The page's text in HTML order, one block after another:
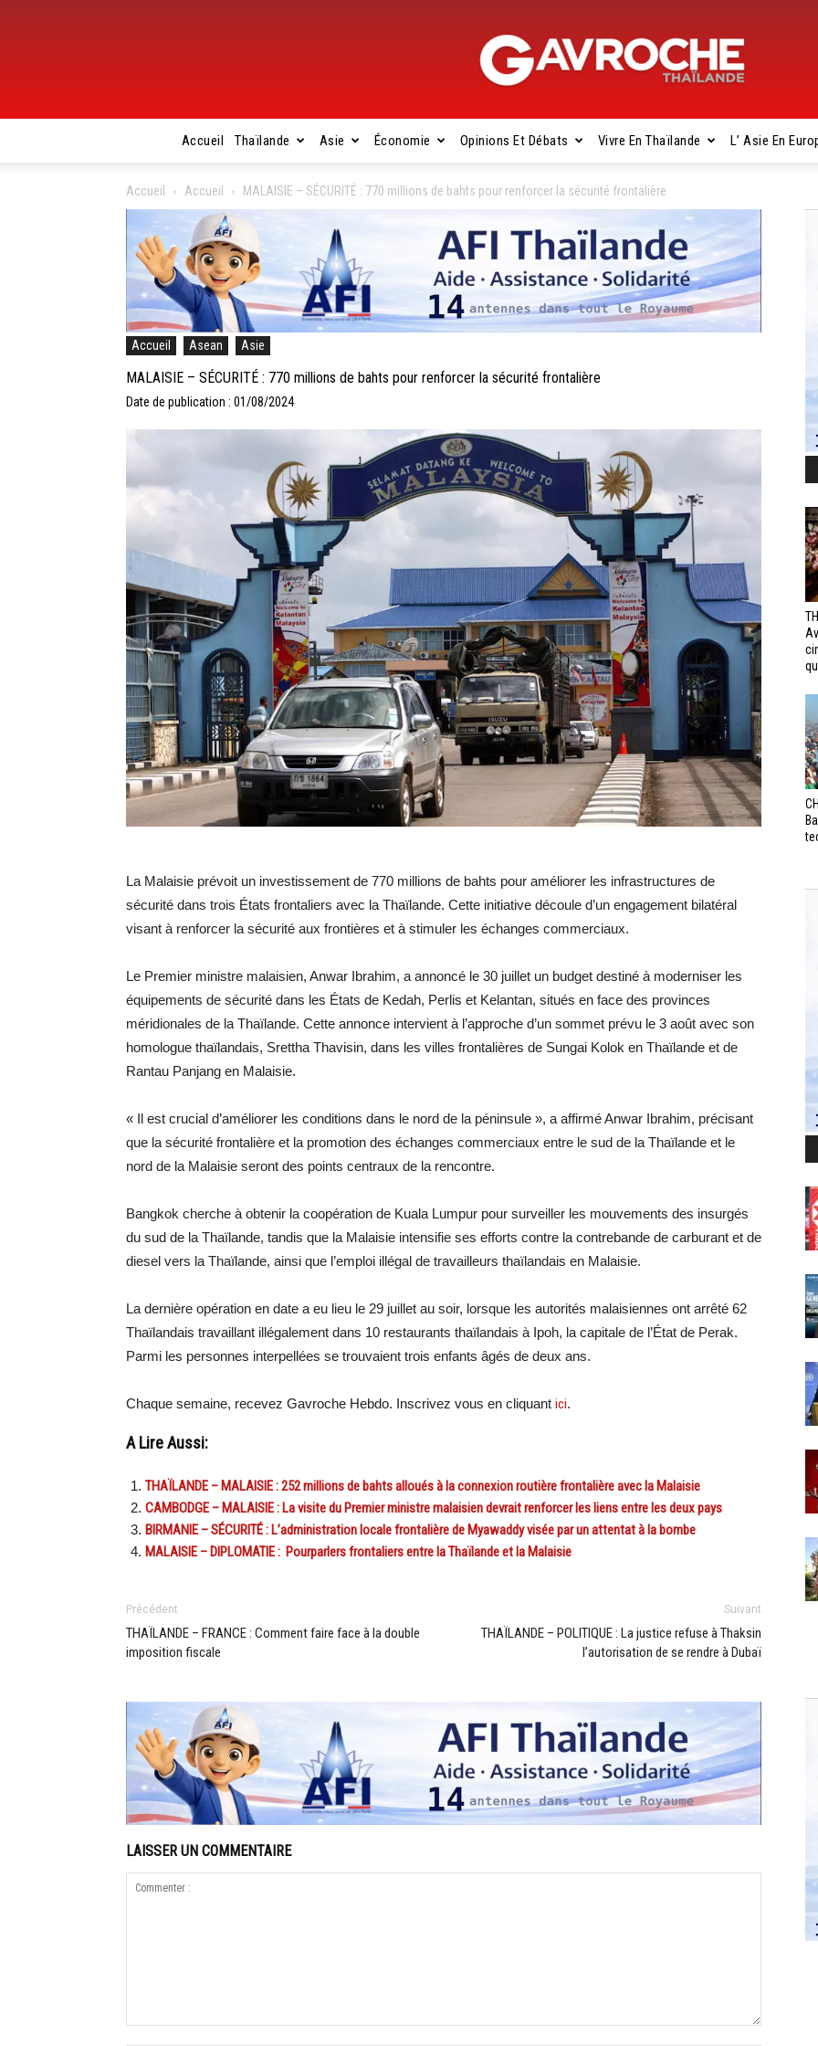
Gavroche
Thaïlande
Accueil Thaïlande Asie Économie Opinions Et Débats Vivre En Thaïlande L’ Asie En
Accueil Accueil MALAISIE – SÉCURITÉ : 770 millions de bahts pour renforcer la sécurité frontalière
Accueil Asean Asie
MALAISIE – SÉCURITÉ : 770 millions de bahts pour renforcer la sécurité frontalière
Date de publication : 01/08/2024
La Malaisie prévoit un investissement de 770 millions de bahts pour améliorer les infrastructures de
sécurité dans trois États frontaliers avec la Thaïlande. Cette initiative découle d’un engagement bilatéral
visant à renforcer la sécurité aux frontières et à stimuler les échanges commerciaux.
Le Premier ministre malaisien, Anwar Ibrahim, a annoncé le 30 juillet un budget destiné à moderniser les
équipements de sécurité dans les États de Kedah, Perlis et Kelantan, situés en face des provinces
méridionales de la Thaïlande. Cette annonce intervient à l’approche d’un sommet prévu le 3 août avec son
homologue thaïlandais, Srettha Thavisin, dans les villes frontalières de Sungai Kolok en Thaïlande et de
Rantau Panjang en Malaisie.
« Il est crucial d’améliorer les conditions dans le nord de la péninsule », a affirmé Anwar Ibrahim, précisant
que la sécurité frontalière et la promotion des échanges commerciaux entre le sud de la Thaïlande et le
nord de la Malaisie seront des points centraux de la rencontre.
Bangkok cherche à obtenir la coopération de Kuala Lumpur pour surveiller les mouvements des insurgés
du sud de la Thaïlande, tandis que la Malaisie intensifie ses efforts contre la contrebande de carburant et de
diesel vers la Thaïlande, ainsi que l’emploi illégal de travailleurs thaïlandais en Malaisie.
La dernière opération en date a eu lieu le 29 juillet au soir, lorsque les autorités malaisiennes ont arrêté 62
Thaïlandais travaillant illégalement dans 10 restaurants thaïlandais à Ipoh, la capitale de l’État de Perak.
Parmi les personnes interpellées se trouvaient trois enfants âgés de deux ans.
Chaque semaine, recevez Gavroche Hebdo. Inscrivez vous en cliquant ici.
A Lire Aussi:
THAÏLANDE – MALAISIE : 252 millions de bahts alloués à la connexion routière frontalière avec la Malaisie
CAMBODGE – MALAISIE : La visite du Premier ministre malaisien devrait renforcer les liens entre les deux pays
BIRMANIE – SÉCURITÉ : L’administration locale frontalière de Myawaddy visée par un attentat à la bombe
MALAISIE – DIPLOMATIE : Pourparlers frontaliers entre la Thaïlande et la Malaisie
Précédent
THAÏLANDE – FRANCE : Comment faire face à la double
imposition fiscale
Suivant
THAÏLANDE – POLITIQUE : La justice refuse à Thaksin
l’autorisation de se rendre à Dubaï
LAISSER UN COMMENTAIRE